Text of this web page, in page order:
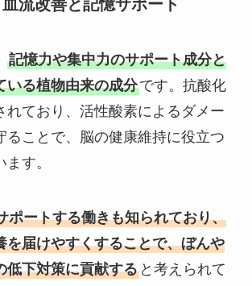
流改善と記憶サポート
記憶力や集中力のサポート成分と
いる植物由来の成分です。抗酸化
れており、活性酸素によるダメー
ることで、脳の健康維持に役立つ
す。
ポートする働きも知られており、
を届けやすくすることで、ぼんや
低下対策に貢献すると考えられて